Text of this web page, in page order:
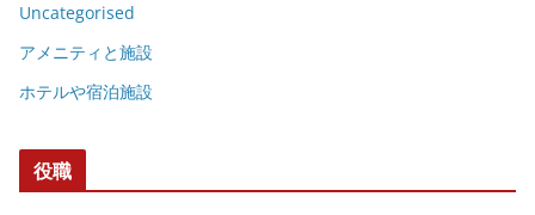
Uncategorised
アメニティと施設
ホテルや宿泊施設
役職